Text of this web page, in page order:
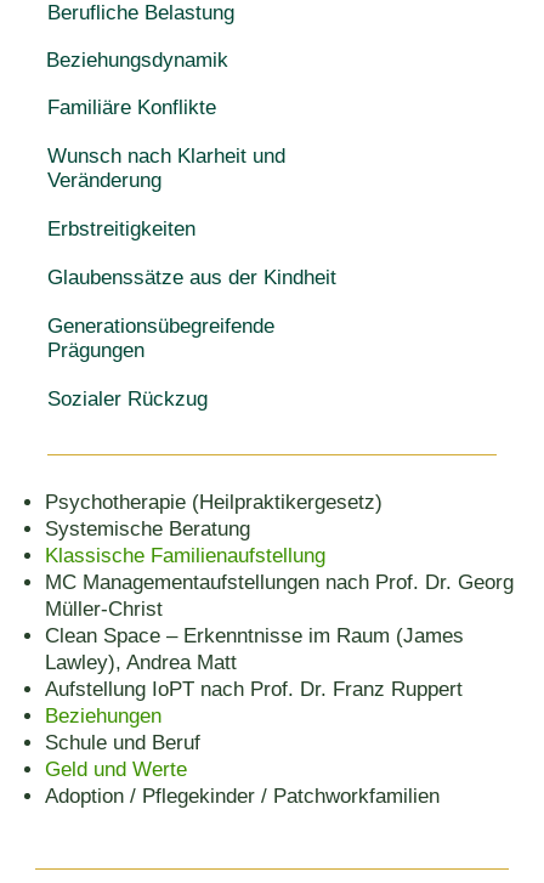
Berufliche Belastung
Beziehungsdynamik
Familiäre Konflikte
Wunsch nach Klarheit und
Veränderung
Erbstreitigkeiten
Glaubenssätze aus der Kindheit
Generationsübegreifende
Prägungen
Sozialer Rückzug
Psychotherapie (Heilpraktikergesetz)
Systemische Beratung
Klassische Familienaufstellung
MC Managementaufstellungen nach Prof. Dr. Georg
Müller-Christ
Clean Space – Erkenntnisse im Raum (James
Lawley), Andrea Matt
Aufstellung IoPT nach Prof. Dr. Franz Ruppert
Beziehungen
Schule und Beruf
Geld und Werte
Adoption / Pflegekinder / Patchworkfamilien